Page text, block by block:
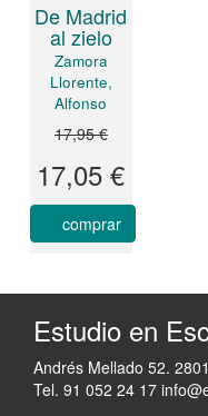
De Madrid
al zielo
Zamora
Llorente,
Alfonso
17,95 €
17,05 €
comprar
Estudio en
Andrés Mellado 52.
Tel. 91 052 24 17